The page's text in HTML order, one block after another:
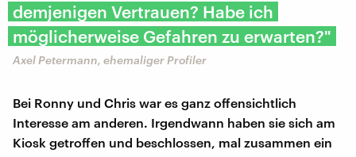
demjenigen Vertrauen? Habe ich
möglicherweise Gefahren zu erwarten?"
Axel Petermann, ehemaliger Profiler
Bei Ronny und Chris war es ganz offensichtlich
Interesse am anderen. Irgendwann haben sie sich am
Kiosk getroffen und beschlossen, mal zusammen ein